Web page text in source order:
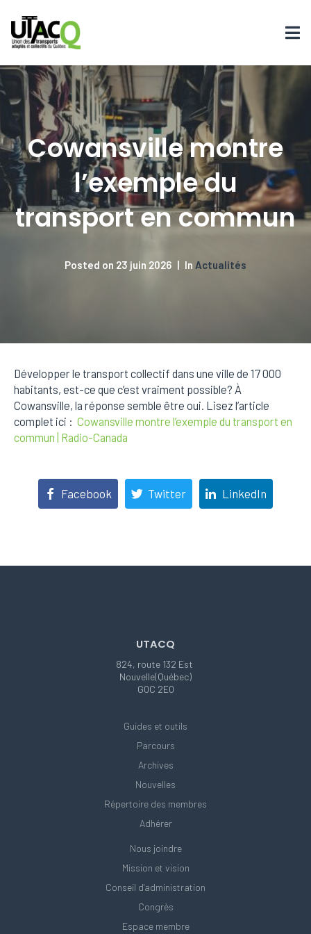
Cowansville montre
l’exemple du
transport en commun
Posted on 23 juin 2026 In Actualités
Développer le transport collectif dans une ville de 17 000
habitants, est-ce que c’est vraiment possible? À
Cowansville, la réponse semble être oui. Lisez l’article
complet ici : Cowansville montre l’exemple du transport en
commun | Radio-Canada
Facebook Twitter LinkedIn
UTACQ
824, route 132 Est
Nouvelle(Québec)
G0C 2E0
Guides et outils
Parcours
Archives
Nouvelles
Répertoire des membres
Adhérer
Nous joindre
Mission et vision
Conseil d'administration
Congrès
Espace membre